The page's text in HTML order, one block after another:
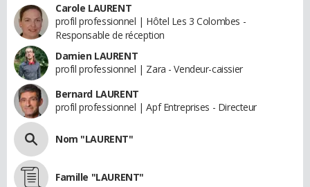
Carole LAURENT
profil professionnel | Hôtel Les 3 Colombes -
Responsable de réception
Damien LAURENT
profil professionnel | Zara - Vendeur-caissier
Bernard LAURENT
profil professionnel | Apf Entreprises - Directeur
Nom "LAURENT"
Famille "LAURENT"